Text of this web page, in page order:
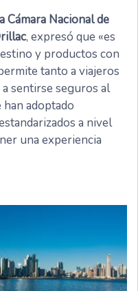
Cámara Nacional de
, expresó que «es
y productos con
tanto a viajeros
sentirse seguros al
adoptado
a nivel
una experiencia